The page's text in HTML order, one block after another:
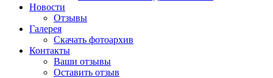
Новости
Отзывы
Галерея
Скачать фотоархив
Контакты
Ваши отзывы
Оставить отзыв